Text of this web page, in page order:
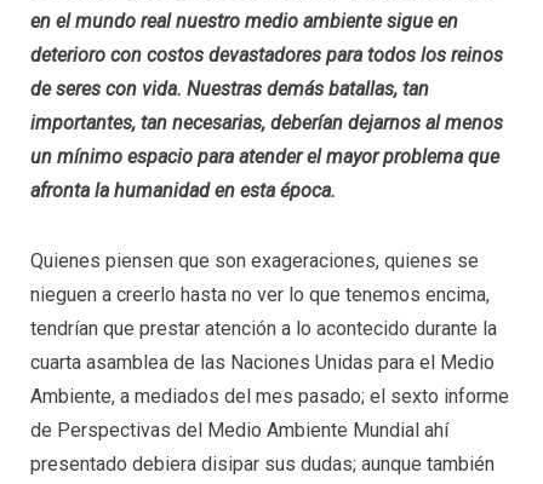
en el mundo real nuestro medio ambiente sigue en
deterioro con costos devastadores para todos los reinos
de seres con vida. Nuestras demás batallas, tan
importantes, tan necesarias, deberían dejarnos al menos
un mínimo espacio para atender el mayor problema que
afronta la humanidad en esta época.
Quienes piensen que son exageraciones, quienes se
nieguen a creerlo hasta no ver lo que tenemos encima,
tendrían que prestar atención a lo acontecido durante la
cuarta asamblea de las Naciones Unidas para el Medio
Ambiente, a mediados del mes pasado; el sexto informe
de Perspectivas del Medio Ambiente Mundial ahí
presentado debiera disipar sus dudas; aunque también